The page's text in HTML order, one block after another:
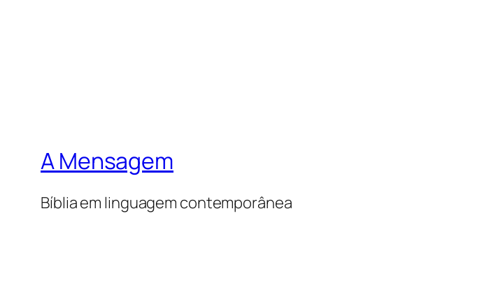
A Mensagem
Bíblia em linguagem contemporânea